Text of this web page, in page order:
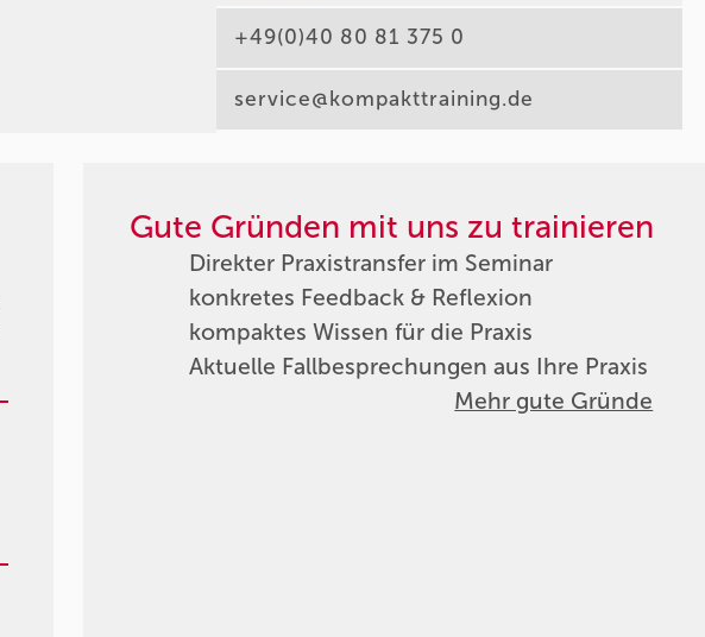
+49(0)40 80 81 375 0
service@kompakttraining.de
Gute Gründen mit uns zu trainieren
Direkter Praxistransfer im Seminar
konkretes Feedback & Reflexion
kompaktes Wissen für die Praxis
Aktuelle Fallbesprechungen aus Ihre Praxis
Mehr gute Gründe